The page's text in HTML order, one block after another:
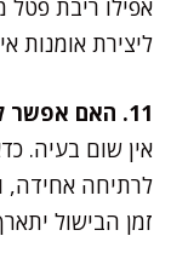
אפילו ריבת
ליצירת אומנות
11. האם אפשר להכפיל כמויות מראש?
אין שום בעיה.
לרתיחה אחידה,
זמן הבישול